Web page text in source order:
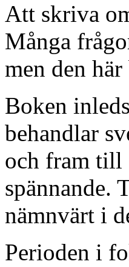
Att skriva
Många
men den
Boken
behandlar
och fram till
spännande.
nämnvärt i
Perioden i